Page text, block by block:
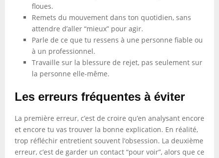
floues.
Remets du mouvement dans ton quotidien, sans
attendre d’aller “mieux” pour agir.
Parle de ce que tu ressens à une personne fiable ou
à un professionnel.
Travaille sur la blessure de rejet, pas seulement sur
la personne elle-même.
Les erreurs fréquentes à éviter
La première erreur, c’est de croire qu’en analysant encore
et encore tu vas trouver la bonne explication. En réalité,
trop réfléchir entretient souvent l’obsession. La deuxième
erreur, c’est de garder un contact “pour voir”, alors que ce